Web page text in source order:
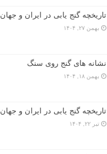
تاریخچه گنج‌ یابی در ایران و جهان
بهمن ۲۷, ۱۴۰۴
نشانه های گنج روی سنگ
بهمن ۱۸, ۱۴۰۴
تاریخچه گنج‌ یابی در ایران و جهان
تیر ۲۲, ۱۴۰۴